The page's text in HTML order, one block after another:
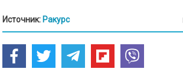
Источник: Ракурс